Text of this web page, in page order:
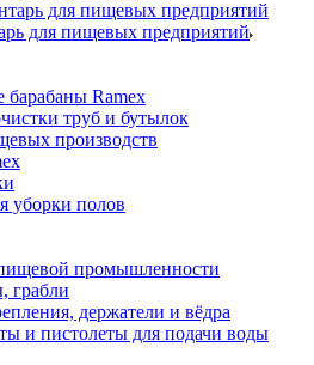
для пищевых предприятий
Ramex
труб и бутылок
производств
уборки полов
промышленности
грабли
держатели и вёдра
и пистолеты для подачи воды